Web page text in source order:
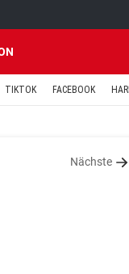
TIKTOK FACEBOOK
Nächste